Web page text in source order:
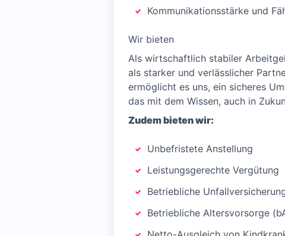
Kommunikationsstärke und
Wir bieten
Als wirtschaftlich stabiler
als starker und verlässlicher
ermöglicht es uns, ein sicheres
das mit dem Wissen, auch in
Zudem bieten wir:
Unbefristete Anstellung
Leistungsgerechte Vergütung
Betriebliche
Betriebliche Altersvorsorge